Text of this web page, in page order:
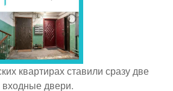
квартирах ставили сразу две
входные двери.